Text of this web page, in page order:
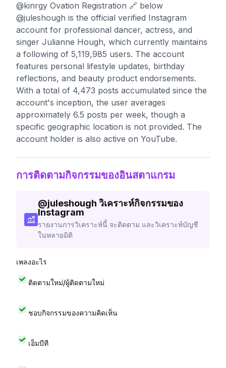
@kinrgy Ovation Registration 🔗 below
@juleshough is the official verified Instagram
account for professional dancer, actress, and
singer Julianne Hough, which currently maintains
a following of 5,119,985 users. The account
features personal lifestyle updates, birthday
reflections, and beauty product endorsements.
With a total of 4,473 posts accumulated since the
account's inception, the user averages
approximately 6.5 posts per week, though a
specific geographic location is not provided. The
account holder is also active on YouTube.
การติดตามกิจกรรมของอินสตาแกรม
@juleshough วิเคราะห์กิจกรรมของ
Instagram
รายงานการวิเคราะห์นี้ จะติดตาม และวิเคราะห์บัญชี
ในหลายมิติ
เพลงอะไร
ติดตามใหม่/ผู้ติดตามใหม่
ชอบกิจกรรมของความคิดเห็น
เอ็มบีที